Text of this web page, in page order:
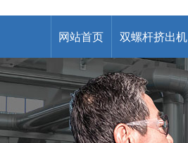
网站首页 双螺杆挤出机